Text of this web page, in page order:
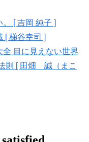
[ 吉岡 純子 ]
[ 梯谷幸司 ]
目に見えない世界
則 [ 田畑 誠（まこ